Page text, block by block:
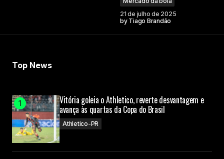
21 de julho de 2025
by Tiago Brandão
Top News
Vitória goleia o Athletico, reverte desvantagem e
avança às quartas da Copa do Brasil
Athletico-PR